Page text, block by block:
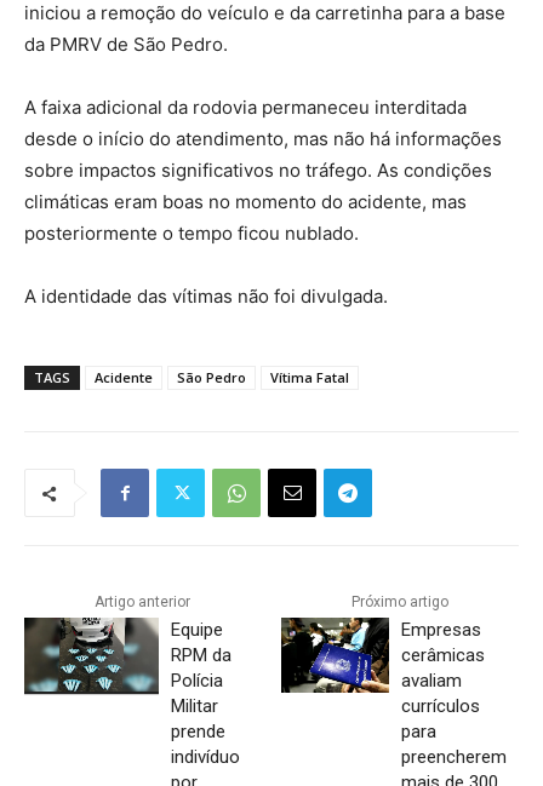
iniciou a remoção do veículo e da carretinha para a base
da PMRV de São Pedro.
A faixa adicional da rodovia permaneceu interditada
desde o início do atendimento, mas não há informações
sobre impactos significativos no tráfego. As condições
climáticas eram boas no momento do acidente, mas
posteriormente o tempo ficou nublado.
A identidade das vítimas não foi divulgada.
TAGS Acidente São Pedro Vítima Fatal
Artigo anterior
Equipe
RPM da
Polícia
Militar
prende
indivíduo
Próximo artigo
Empresas
cerâmicas
avaliam
currículos
para
preencherem